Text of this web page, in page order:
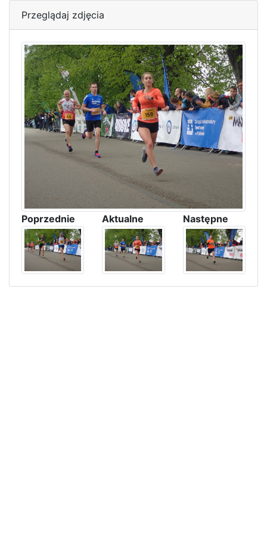
Przeglądaj zdjęcia
Poprzednie Aktualne Następne